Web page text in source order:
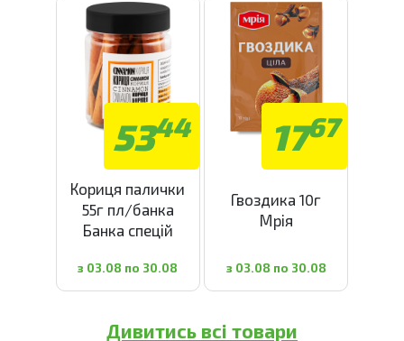
5344
Кориця палички
55г пл/банка
Банка спецій
з 03.08 по 30.08
1767
Гвоздика 10г
Мрія
з 03.08 по 30.08
Дивитись всі товари